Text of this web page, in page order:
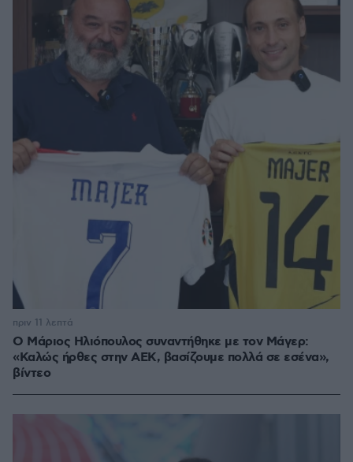
Ο Μάριος Ηλιόπουλος συναντήθηκε με τον Μάγερ:
«Καλώς ήρθες στην ΑΕΚ, βασίζουμε πολλά σε εσένα»,
βίντεο
πριν 11 λεπτά